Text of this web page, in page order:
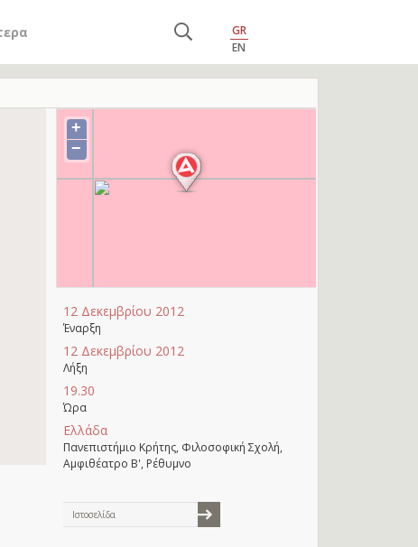
GR
EN
+
−
12 Δεκεμβρίου 2012
Έναρξη
12 Δεκεμβρίου 2012
Λήξη
19.30
Ώρα
Ελλάδα
Πανεπιστήμιο Κρήτης, Φιλοσοφική Σχολή,
Αμφιθέατρο Β', Ρέθυμνο
Ιστοσελίδα